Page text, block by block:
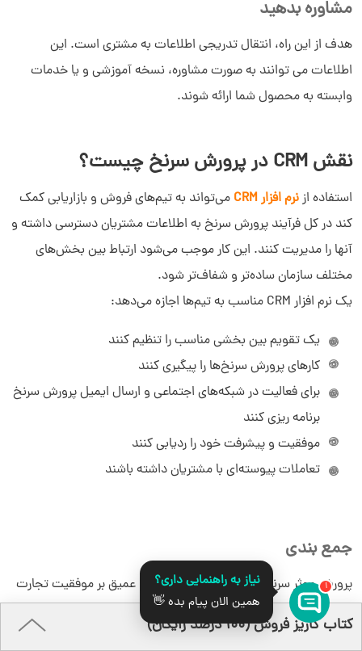
مشاوره بدهید
هدف از این راه، انتقال تدریجی اطلاعات به مشتری است. این
اطلاعات می توانند به صورت مشاوره، نسخه آموزشی و یا خدمات
وابسته به محصول شما ارائه شوند.
نقش CRM در پرورش سرنخ چیست؟
استفاده ازنرم افزار CRM
می‌تواند به تیم‌های فروش و بازاریابی کمک
کند در کل فرآیند پرورش سرنخ به اطلاعات مشتریان دسترسی داشته و
آنها را مدیریت کنند. این کار موجب می‌شود ارتباط بین بخش‌های
مختلف سازمان ساده‌تر و شفاف‌تر شود.
یک نرم افزار CRM مناسب به تیم‌ها اجازه می‌دهد:
یک تقویم بین بخشی مناسب را تنظیم کنند
کارهای پرورش سرنخ‌ها را پیگیری کنند
برای فعالیت در شبکه‌های اجتماعی و ارسال ایمیل پرورش سرنخ
برنامه ریزی کنند
موفقیت و پیشرفت خود را ردیابی کنند
تعاملات پیوسته‌ای با مشتریان داشته باشند
جمع بندی
پرورش موثر سرنخ می‌تواند تاثیری ماندگار و عمیق بر موفقیت تجارت
شما داشته باشد. توانایی ایجاد و مدیریت یک برنامه موفق نیازمند
افرادی متعهد، رویکردی قدرتمند و استراتژیک، فن‌آوری قوی و فرآیندی
کتاب کاریز فروش (۱۰۰ درصد رایگان)
نیاز به راهنمایی داری؟
همین الان پیام بده 👋
1
قدرت گرفته از